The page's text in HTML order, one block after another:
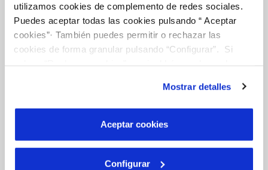
utilizamos cookies de complemento de redes sociales.
Puedes aceptar todas las cookies pulsando “ Aceptar
cookies”· También puedes permitir o rechazar las
cookies de forma granular pulsando “Configurar”. Si
son indispensables para que el sitio web funcione y que
por tanto no se pueden desactivar. Puedes consultar
más información en nuestraPolítica de Cookies
Mostrar detalles
Aceptar cookies
Configurar
NUESTRO PAPEL EN EL CICLO URBANO
CALIDAD
CUIDADOS DEL AGUA
RED URBANA DE RIEGO
MANTENIMIENTO DE FUENTES PROPIAS